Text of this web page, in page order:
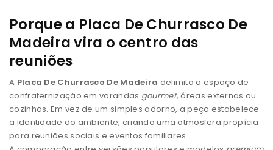
Porque a Placa De Churrasco De
Madeira vira o centro das
reuniões
A Placa De Churrasco De Madeira delimita o espaço de
confraternização em varandas gourmet, áreas externas ou
cozinhas. Em vez de um simples adorno, a peça estabelece
a identidade do ambiente, criando uma atmosfera propícia
para reuniões sociais e eventos familiares.